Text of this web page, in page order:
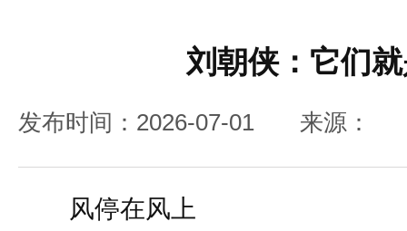
刘朝侠：它们
发布时间：2026-07-01 来源：
风停在风上